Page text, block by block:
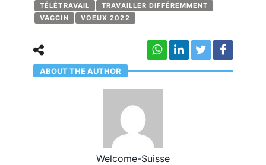
TÉLÉTRAVAIL
TRAVAILLER DIFFÉREMMENT
VACCIN
VOEUX 2022
ABOUT THE AUTHOR
Welcome-Suisse